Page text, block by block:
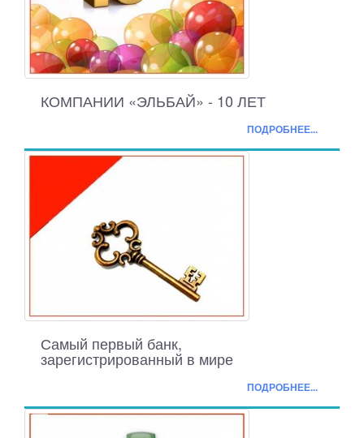
КОМПАНИИ «ЭЛЬБАЙ» - 10 ЛЕТ
ПОДРОБНЕЕ...
Самый первый банк,
зарегистрированный в мире
ПОДРОБНЕЕ...